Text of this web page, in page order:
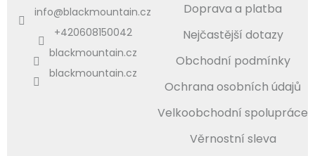
info@blackmountain.cz
+420608150042
blackmountain.cz
blackmountain.cz
Doprava a platba
Nejčastější dotazy
Obchodní podmínky
Ochrana osobních údajů
Velkoobchodní spolupráce
Věrnostní sleva